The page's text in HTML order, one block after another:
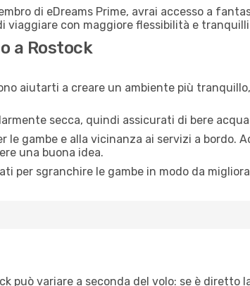
di eDreams Prime, avrai accesso a
con maggiore flessibilità e
a Rostock
aiutarti a creare un ambiente più
secca, quindi assicurati di bere
le gambe e alla vicinanza ai servizi a bordo.
una buona idea.
per sgranchire le gambe in modo da
può variare a seconda del volo: se è diretto